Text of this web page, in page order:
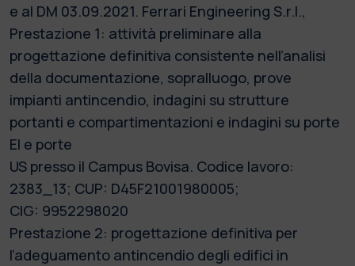
e al DM 03.09.2021. Ferrari Engineering S.r.l.,
Prestazione 1: attività preliminare alla
progettazione definitiva consistente nell’analisi
della documentazione, sopralluogo, prove
impianti antincendio, indagini su strutture
portanti e compartimentazioni e indagini su porte
EI e porte
US presso il Campus Bovisa. Codice lavoro:
2383_13; CUP: D45F21001980005;
CIG: 9952298020
Prestazione 2: progettazione definitiva per
l’adeguamento antincendio degli edifici in